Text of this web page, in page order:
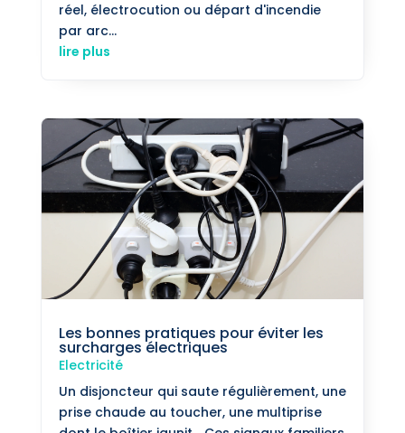
réel, électrocution ou départ d'incendie
par arc...
lire plus
Les bonnes pratiques pour éviter les
surcharges électriques
Electricité
Un disjoncteur qui saute régulièrement, une
prise chaude au toucher, une multiprise